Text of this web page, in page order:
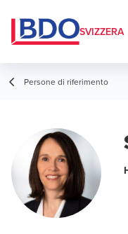
SVIZZERA
Persone di riferimento